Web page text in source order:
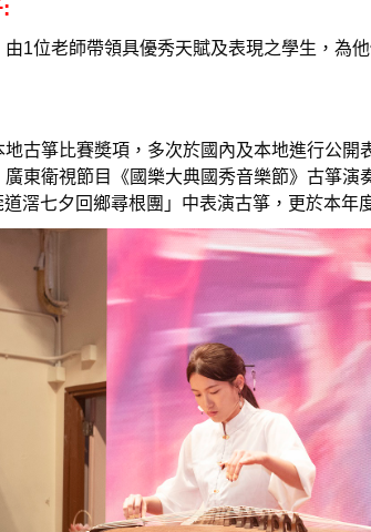
1位老師帶領具優秀天賦及表現之學生，為
古箏比賽奬項，多次於國內及本地進行公
東衛視節目《國樂大典國秀音樂節》古箏
滘七夕回鄉尋根團」中表演古箏，更於本年